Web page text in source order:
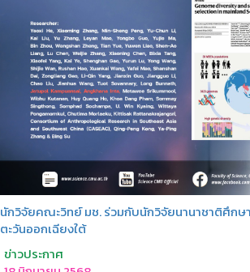
นักวิจัยคณะวิทย์ มช. ร่วมกับนักวิจัยนานาชาติศึกษ
ตะวันออกเฉียงใต้
ข่าวประกาศ